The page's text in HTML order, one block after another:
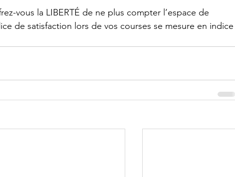
vous la LIBERTÉ de ne plus compter l’espace de
de satisfaction lors de vos courses se mesure en indice